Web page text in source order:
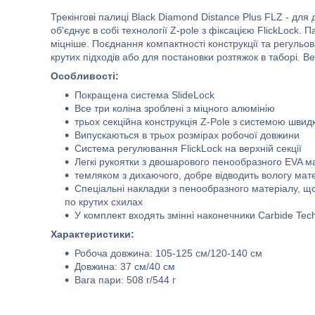
Трекінгові палиці Black Diamond Distance Plus FLZ - для
об'єднує в собі технології Z-pole з фіксацією
міцніше. Поєднання компактності конструкції та
крутих підходів або для постановки розтяжок в таборі.
Особливості:
Покращена система SlideLock
Все три коліна зроблені з міцного алюмінію
трьох секційна конструкція Z-Pole з системою
Випускаються в трьох розмірах робочої довжини
Система регулювання FlickLock на верхній секції
Легкі рукоятки з двошарового пенообразного EVA
темляком з дихаючого, добре відводить вологу
Спеціальні накладки з пенообразного матеріалу,
по крутих схилах
У комплект входять змінні наконечники Сarbide
Характеристики:
Робоча довжина: 105-125 см/120-140 см
Довжина: 37 см/40 см
Вага пари: 508 г/544 г